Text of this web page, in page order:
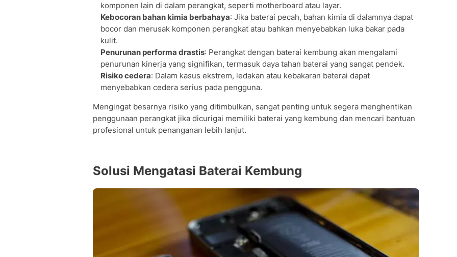
komponen lain di dalam perangkat, seperti motherboard atau layar.
Kebocoran bahan kimia berbahaya: Jika baterai pecah, bahan kimia di dalamnya dapat
bocor dan merusak komponen perangkat atau bahkan menyebabkan luka bakar pada
kulit.
Penurunan performa drastis: Perangkat dengan baterai kembung akan mengalami
penurunan kinerja yang signifikan, termasuk daya tahan baterai yang sangat pendek.
Risiko cedera: Dalam kasus ekstrem, ledakan atau kebakaran baterai dapat
menyebabkan cedera serius pada pengguna.
Mengingat besarnya risiko yang ditimbulkan, sangat penting untuk segera menghentikan
penggunaan perangkat jika dicurigai memiliki baterai yang kembung dan mencari bantuan
profesional untuk penanganan lebih lanjut.
Solusi Mengatasi Baterai Kembung